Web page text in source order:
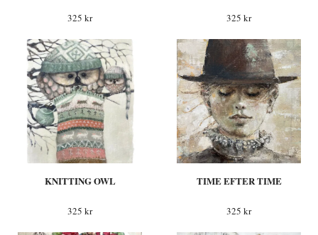
325 kr 325 kr
KNITTING OWL
325 kr
TIME EFTER TIME
325 kr